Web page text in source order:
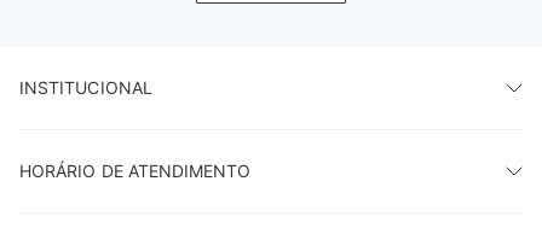
INSTITUCIONAL
HORÁRIO DE ATENDIMENTO